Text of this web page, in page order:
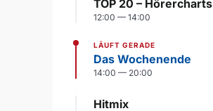
TOP 20 – Hörercharts
12:00 — 14:00
LÄUFT GERADE
Das Wochenende
14:00 — 20:00
Hitmix